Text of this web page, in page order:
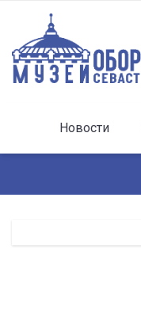
Новости